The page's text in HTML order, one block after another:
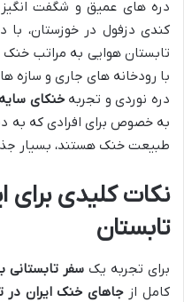
دره های عمیق و شگفت انگیز
کندی دزفول در خوزستان، با
تابستان هوایی به مراتب خنک
با رودخانه های جاری و سازه
دره نوردی و تجربهخنکای
به خصوص برای افرادی که به
طبیعت خنک هستند، بسیار
نکات کلیدی برای
تابستان
برای تجربه یک سفر تابستانی
کامل ازجاهای خنک ایران در